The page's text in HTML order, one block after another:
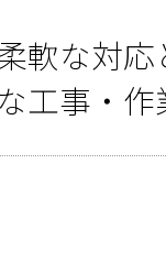
軟な対
工事・